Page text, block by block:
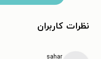
نظرات کاربران
sahar